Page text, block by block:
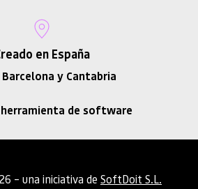
en España
Barcelona y Cantabria
de software
– una iniciativa de SoftDoit S.L.